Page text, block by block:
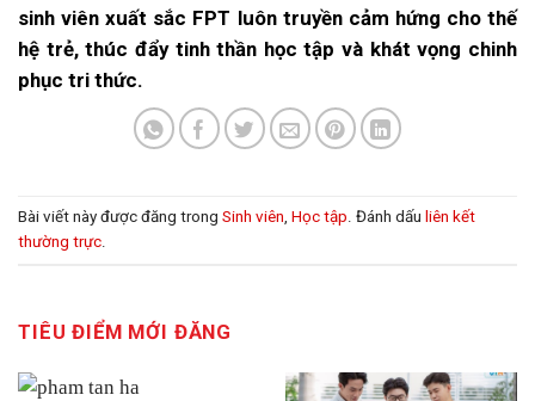
sinh viên xuất sắc FPT luôn truyền cảm hứng cho thế
hệ trẻ, thúc đẩy tinh thần học tập và khát vọng chinh
phục tri thức.
Bài viết này được đăng trong Sinh viên, Học tập. Đánh dấu liên kết
thường trực.
TIÊU ĐIỂM MỚI ĐĂNG